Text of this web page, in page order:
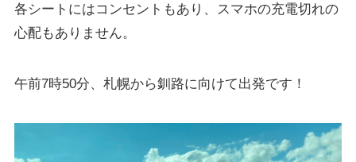
各シートにはコンセントもあり、スマホの充電切れの
心配もありません。
午前7時50分、札幌から釧路に向けて出発です！